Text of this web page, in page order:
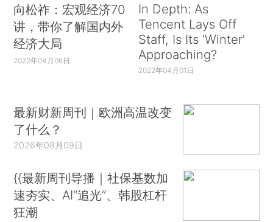
向松祚：宏观经济70
讲，带你了解国内外
经济大局
2022年04月06日
In Depth: As
Tencent Lays Off
Staff, Is Its ‘Winter’
Approaching?
2022年04月01日
最新财新周刊｜欧洲高温改变
了什么？
2026年08月09日
{{最新周刊导播｜社保基数加
速夯实、AI“追光”、韩股杠杆
狂潮